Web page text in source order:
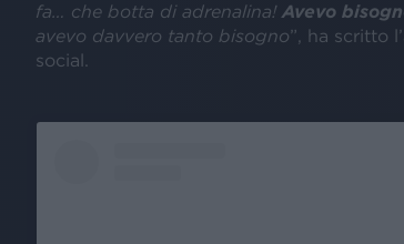
fa… che botta di adrenalina! Avevo
avevo davvero tanto bisogno”, ha scritto
social.